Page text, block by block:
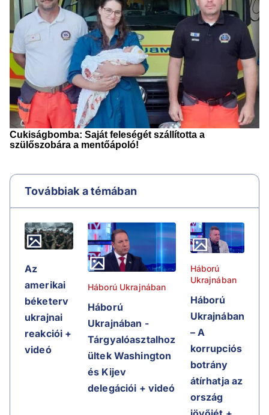
Továbbiak a témában
Az
amerikai
béketerv
ukrajnai
reakciói +
videó
Háború Ukrajnában
Háború
Ukrajnában -
Tárgyalóasztalhoz
ültek Washington
és Kijev
delegációi + videó
Háború
Ukrajnában
Háború
Ukrajnában
– A
korrupciós
botrány
átírhatja az
ország